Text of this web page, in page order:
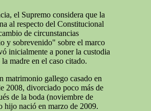
el Supremo considera que la
al respecto del Constitucional
de circunstancias
y sobrevenido" sobre el marco
inicialmente a poner la custodia
madre en el caso citado.
matrimonio gallego casado en
2008, divorciado poco más de
de la boda (noviembre de
hijo nació en marzo de 2009.